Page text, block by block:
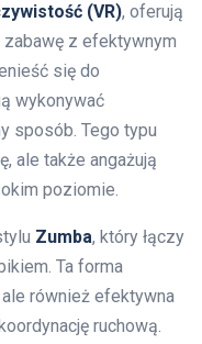
(VR), oferują
zabawę z efektywnym
się do
wykonywać
sposób. Tego typu
ale także angażują
poziomie.
Zumba, który łączy
Ta forma
również efektywna
ruchową.